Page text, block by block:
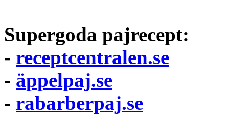
Supergoda pajrecept:
- receptcentralen.se
- äppelpaj.se
- rabarberpaj.se